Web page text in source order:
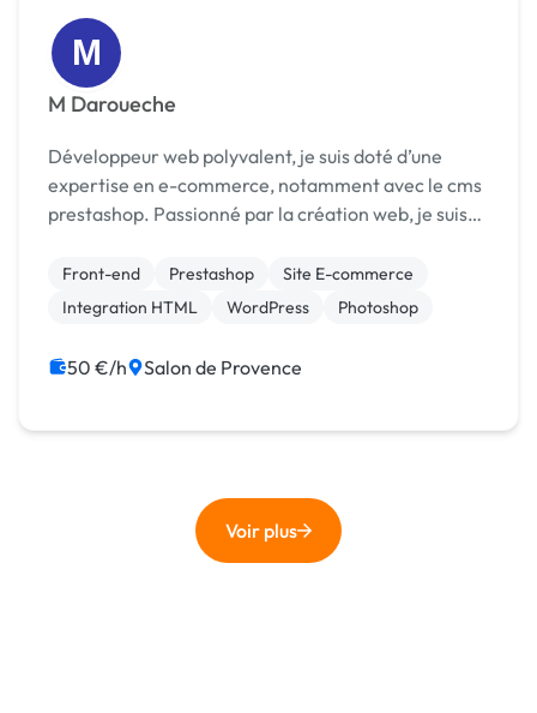
M
M Daroueche
Développeur web polyvalent, je suis doté d’une
expertise en e-commerce, notamment avec le cms
prestashop. Passionné par la création web, je suis
une application web.
Front-end Prestashop
Site E-commerce
Integration HTML
WordPress Photoshop
50 €/h Salon de Provence
Voir plus